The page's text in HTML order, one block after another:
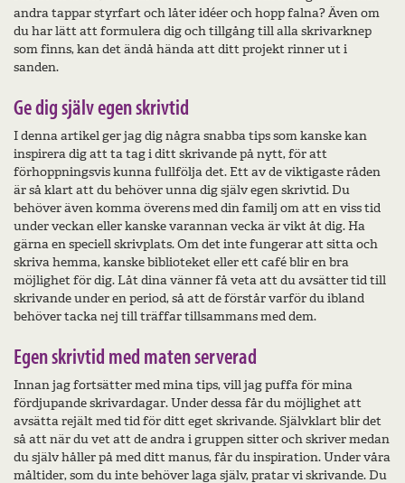
andra tappar styrfart och låter idéer och hopp falna? Även om
du har lätt att formulera dig och tillgång till alla skrivarknep
som finns, kan det ändå hända att ditt projekt rinner ut i
sanden.
Ge dig själv egen skrivtid
I denna artikel ger jag dig några snabba tips som kanske kan
inspirera dig att ta tag i ditt skrivande på nytt, för att
förhoppningsvis kunna fullfölja det.Ett av de viktigaste råden
är så klart att du behöver unna dig själv egen skrivtid. Du
behöver även komma överens med din familj om att en viss tid
under veckan eller kanske varannan vecka är vikt åt dig. Ha
gärna en speciell skrivplats. Om det inte fungerar att sitta och
skriva hemma, kanske biblioteket eller ett café blir en bra
möjlighet för dig. Låt dina vänner få veta att du avsätter tid till
skrivande under en period, så att de förstår varför du ibland
behöver tacka nej till träffar tillsammans med dem.
Egen skrivtid med maten serverad
Innan jag fortsätter med mina tips, vill jag puffa för mina
fördjupande skrivardagar. Under dessa får du möjlighet att
avsätta rejält med tid för ditt eget skrivande. Självklart blir det
så att när du vet att de andra i gruppen sitter och skriver medan
du själv håller på med ditt manus, får du inspiration. Under våra
måltider, som du inte behöver laga själv, pratar vi skrivande. Du